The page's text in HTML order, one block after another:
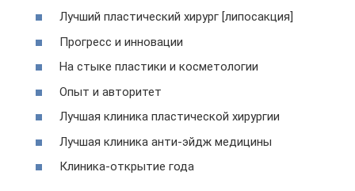
Лучший пластический хирург [липосакция]
Прогресс и инновации
На стыке пластики и косметологии
Опыт и авторитет
Лучшая клиника пластической хирургии
Лучшая клиника анти-эйдж медицины
Клиника-открытие года